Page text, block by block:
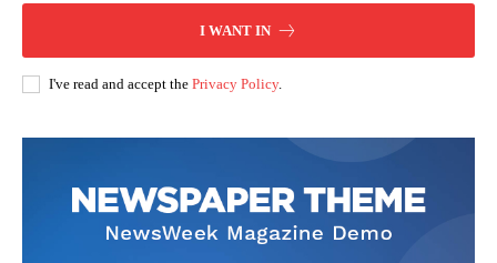
I WANT IN
I've read and accept the Privacy Policy.